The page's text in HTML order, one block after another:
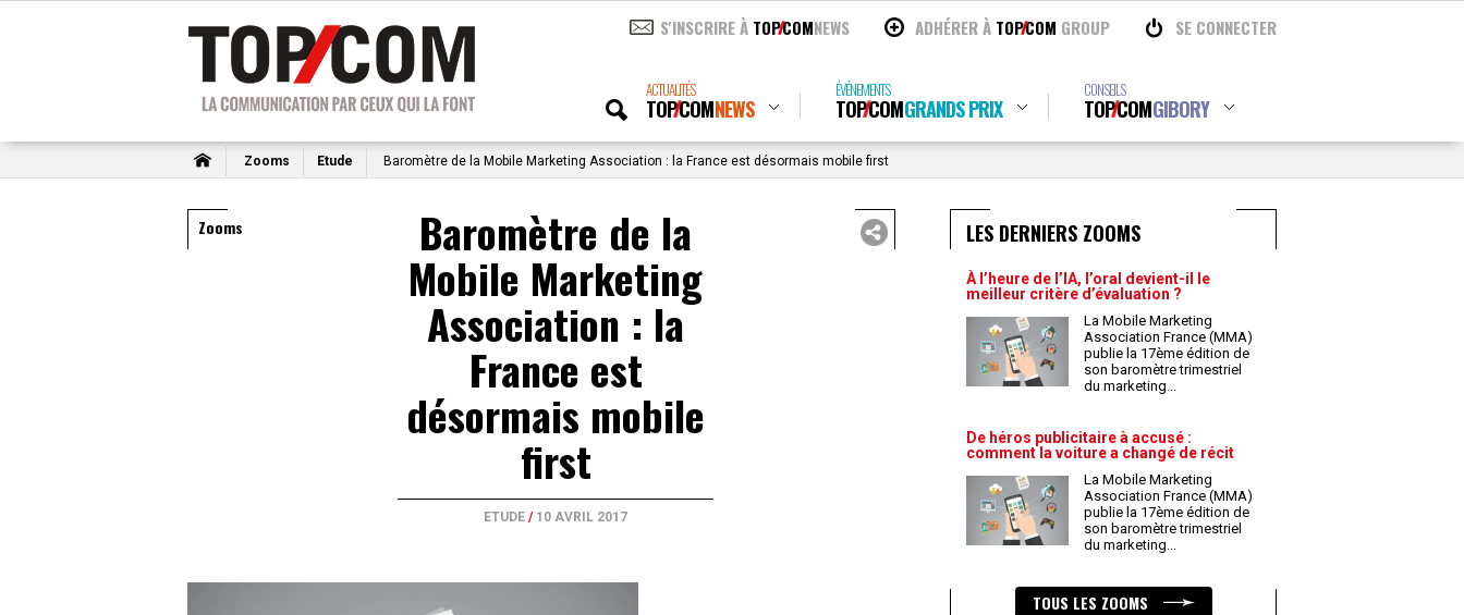
S'INSCRIRE À TOPCOMNEWS ADHÉRER À TOPCOM GROUP SE CONNECTER
ACTUALITÉS
TOPCOMNEWS
ÉVÉNEMENTS
TOPCOMGRANDS PRIX
CONSEILS
TOPCOMGIBORY
Zooms Etude Baromètre de la Mobile Marketing Association : la France est désormais mobile first
Zooms Baromètre de la
Mobile Marketing
Association : la
France est
désormais mobile
first
ETUDE / 10 AVRIL 2017
LES DERNIERS ZOOMS
À l’heure de l’IA, l’oral devient-il le
meilleur critère d’évaluation ?
La Mobile Marketing
Association France (MMA)
publie la 17ème édition de
son baromètre trimestriel
du marketing...
De héros publicitaire à accusé :
comment la voiture a changé de récit
La Mobile Marketing
Association France (MMA)
publie la 17ème édition de
son baromètre trimestriel
du marketing...
TOUS LES ZOOMS